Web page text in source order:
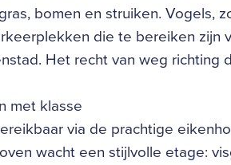
bomen en struiken. Vogels,
die te bereiken zijn
Het recht van weg richting
met klasse
via de prachtige
wacht een stijlvolle etage: